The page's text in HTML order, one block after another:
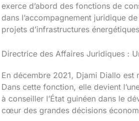
exerce d’abord des fonctions de
dans l’accompagnement juridique
projets d’infrastructures
Directrice des Affaires Juridiques :
En décembre 2021, Djami Diallo est
Dans cette fonction, elle devient
à conseiller l’État guinéen dans le
cœur des grandes décisions